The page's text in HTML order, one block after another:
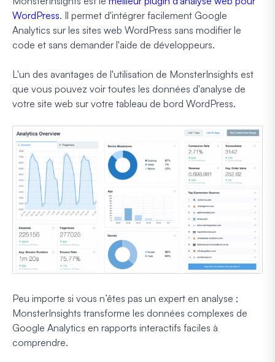
WordPress. Il permet d'intégrer facilement Google
Analytics sur les sites web WordPress sans modifier le
code et sans demander l'aide de développeurs.
L'un des avantages de l'utilisation de MonsterInsights est
que vous pouvez voir toutes les données d'analyse de
votre site web sur votre tableau de bord WordPress.
Peu importe si vous n’êtes pas un expert en analyse ;
MonsterInsights transforme les données complexes de
Google Analytics en rapports interactifs faciles à
comprendre.